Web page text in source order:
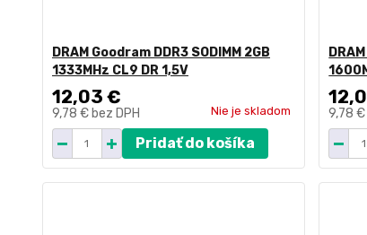
DRAM Goodram DDR3 SODIMM 2GB
1333MHz CL9 DR 1,5V
12,03 €
9,78 € bez DPH Nie je skladom
Pridať do košíka
9,78 €